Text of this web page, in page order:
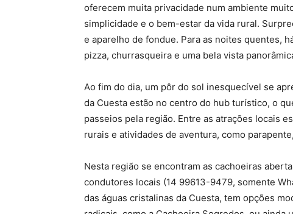
oferecem muita privacidade num ambiente
simplicidade e o bem-estar da vida rural.
e aparelho de fondue. Para as noites quentes,
pizza, churrasqueira e uma bela vista
Ao fim do dia, um pôr do sol inesquecível se
da Cuesta estão no centro do hub turístico, o
passeios pela região. Entre as atrações locais
rurais e atividades de aventura, como
Nesta região se encontram as cachoeiras
condutores locais (14 99613-9479, somente
das águas cristalinas da Cuesta, tem opções